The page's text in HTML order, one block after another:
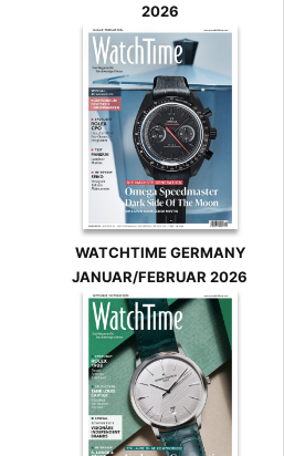
2026
WATCHTIME GERMANY
JANUAR/FEBRUAR 2026